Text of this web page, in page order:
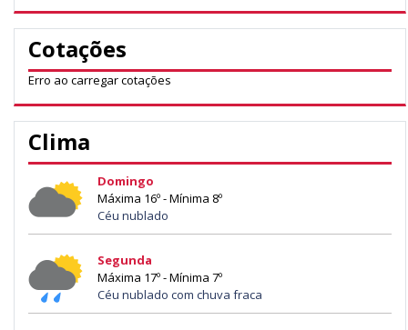
Cotações
Erro ao carregar cotações
Clima
Domingo
Máxima 16º - Mínima 8º
Céu nublado
Segunda
Máxima 17º - Mínima 7º
Céu nublado com chuva fraca